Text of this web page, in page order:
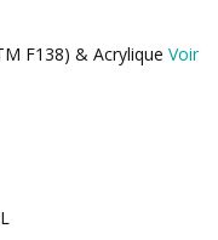
F138) & Acrylique Voir